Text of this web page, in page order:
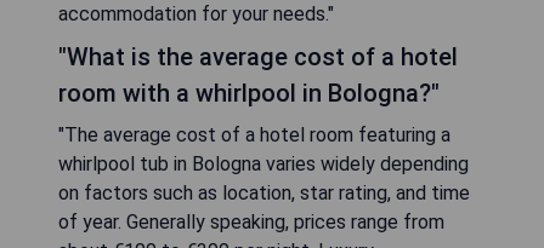
accommodation for your needs."
"What is the average cost of a hotel
room with a whirlpool in Bologna?"
"The average cost of a hotel room featuring a
whirlpool tub in Bologna varies widely depending
on factors such as location, star rating, and time
of year. Generally speaking, prices range from